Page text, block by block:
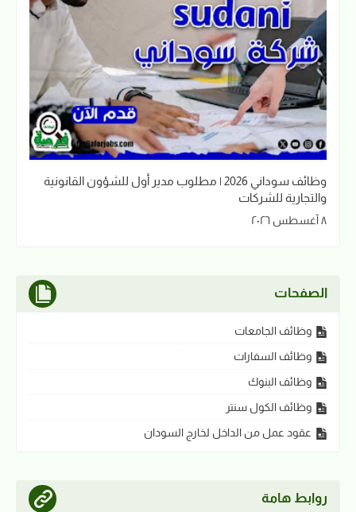
وظائف سوداني 2026 | مطلوب مدير أول للشؤون القانونية
والتجارية للشركات
٨ أغسطس ٢٠٢٦
الصفحات
وظائف الجامعات
وظائف السفارات
وظائف البنوك
وظائف الكول سنتر
عقود عمل من الداخل لخارج السودان
روابط هامة